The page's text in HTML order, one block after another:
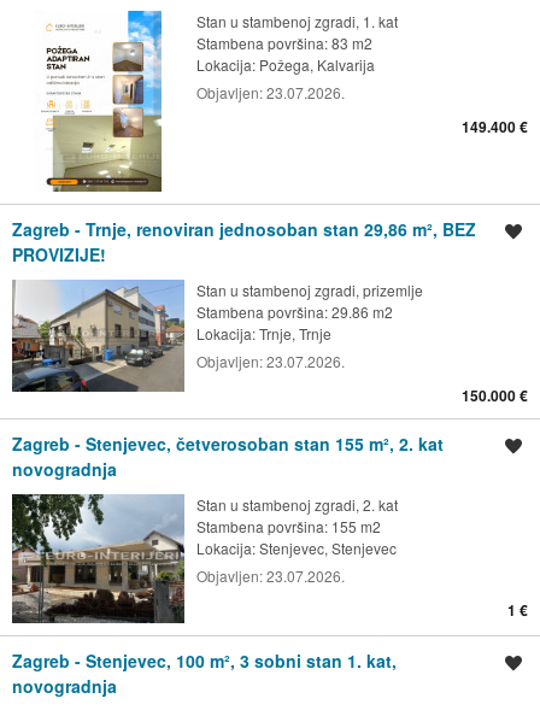
Stan u stambenoj zgradi, 1. kat
Stambena površina: 83 m2
Lokacija: Požega, Kalvarija
Objavljen:23.07.2026.
149.400 €
Zagreb - Trnje, renoviran jednosoban stan 29,86 m², BEZ
PROVIZIJE!
Stan u stambenoj zgradi, prizemlje
Stambena površina: 29.86 m2
Lokacija:Trnje, Trnje
Objavljen:23.07.2026.
150.000 €
Zagreb - Stenjevec, četverosoban stan 155 m², 2. kat
novogradnja
Stan u stambenoj zgradi, 2. kat
Stambena površina: 155 m2
Lokacija:Stenjevec, Stenjevec
Objavljen:23.07.2026.
1 €
Zagreb - Stenjevec, 100 m², 3 sobni stan 1. kat,
novogradnja